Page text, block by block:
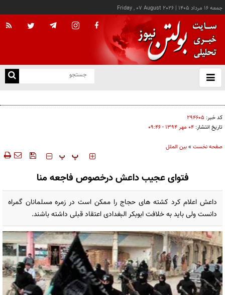
جمعه ۱۶ مرداد ۱۴۰۵ |
Friday , 07 August 2026
باز
و
کد خبر: ۲۹۴۶۰۵
تاریخ انتشار: ۰۴ مهر ۱۳۹۴ - ۰۹:۴۶
صفحه نخست »بین الملل
‍‍‍ پ پ
فتوای عجیب داعش درخصوص فاجعه منا
داعش اعلام کرد کشته های حجاج را ممکن است در زمره مسلمانان گمراه
دانست ولی باید به خلافت ابوبکر البغدادی اعتقاد قبلی داشته باشند.